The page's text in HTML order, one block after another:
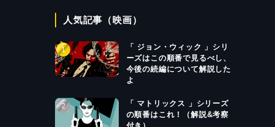
人気記事（映画）
「 ジョン・ウィック 」シリ
ーズはこの順番で見るべし、
今後の続編について解説した
よ
「 マトリックス 」シリーズ
の順番はこれ！（解説&考察